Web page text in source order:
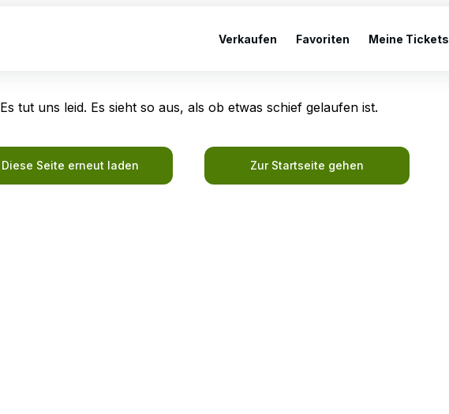
Verkaufen Favoriten Meine Tickets
Es tut uns leid. Es sieht so aus, als ob etwas schief gelaufen ist.
Diese Seite erneut laden Zur Startseite gehen